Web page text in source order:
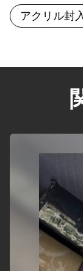
アクリル封